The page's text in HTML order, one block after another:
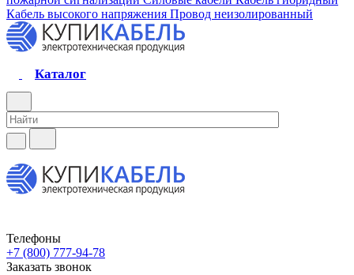
Кабель высокого напряжения Провод неизолированный
Каталог
Телефоны
+7 (800) 777-94-78
Заказать звонок